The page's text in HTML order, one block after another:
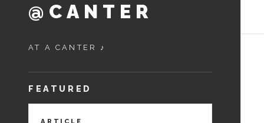
@CANTER
AT A CANTER ♪
FEATURED